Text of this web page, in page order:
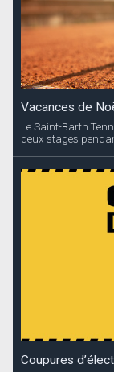
Vacances de
Le Saint-Barth
deux stages
Coupures